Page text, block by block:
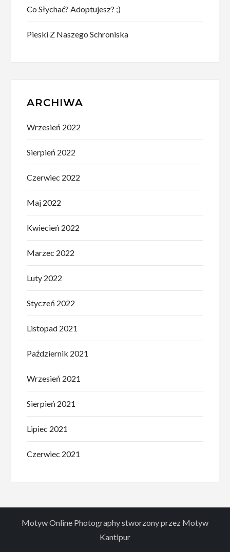
Co Słychać? Adoptujesz? ;)
Pieski Z Naszego Schroniska
ARCHIWA
Wrzesień 2022
Sierpień 2022
Czerwiec 2022
Maj 2022
Kwiecień 2022
Marzec 2022
Luty 2022
Styczeń 2022
Listopad 2021
Październik 2021
Wrzesień 2021
Sierpień 2021
Lipiec 2021
Czerwiec 2021
Motyw Online Photography stworzony przez Motyw
Kantipur